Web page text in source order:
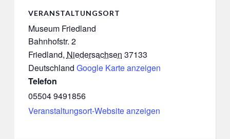
VERANSTALTUNGSORT
Museum Friedland
Bahnhofstr. 2
Friedland, Niedersachsen 37133
Deutschland Google Karte anzeigen
Telefon
05504 9491856
Veranstaltungsort-Website anzeigen